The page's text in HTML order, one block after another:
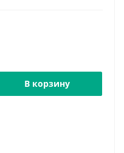
В корзину